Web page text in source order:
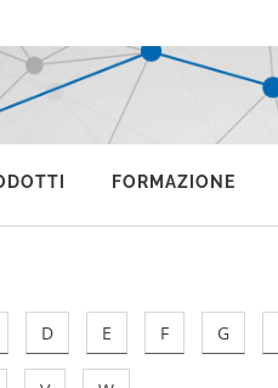
FORMAZIONE
D E F G